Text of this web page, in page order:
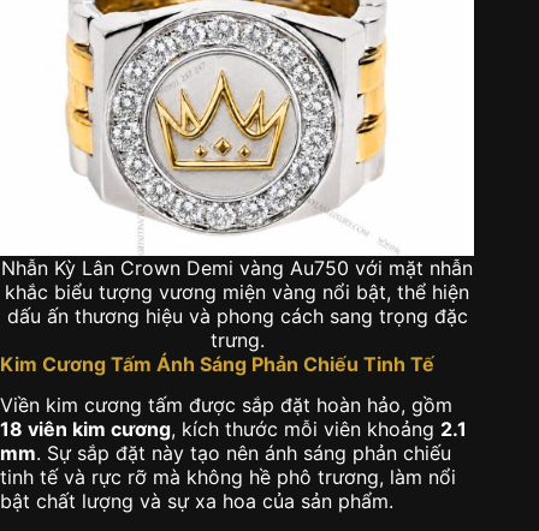
Nhẫn Kỳ Lân Crown Demi vàng Au750 với mặt nhẫn
khắc biểu tượng vương miện vàng nổi bật, thể hiện
dấu ấn thương hiệu và phong cách sang trọng đặc
trưng.
Kim Cương Tấm Ánh Sáng Phản Chiếu Tinh Tế
Viền kim cương tấm được sắp đặt hoàn hảo, gồm
18 viên kim cương, kích thước mỗi viên khoảng 2.1
mm. Sự sắp đặt này tạo nên ánh sáng phản chiếu
tinh tế và rực rỡ mà không hề phô trương, làm nổi
bật chất lượng và sự xa hoa của sản phẩm.